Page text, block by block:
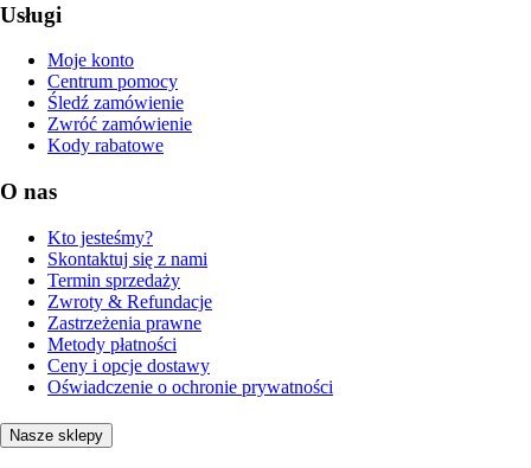
Usługi
Moje konto
Centrum pomocy
Śledź zamówienie
Zwróć zamówienie
Kody rabatowe
O nas
Kto jesteśmy?
Skontaktuj się z nami
Termin sprzedaży
Zwroty & Refundacje
Zastrzeżenia prawne
Metody płatności
Ceny i opcje dostawy
Oświadczenie o ochronie prywatności
Nasze sklepy